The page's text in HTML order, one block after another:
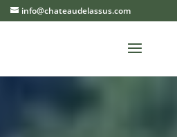
info@chateaudelassus.com